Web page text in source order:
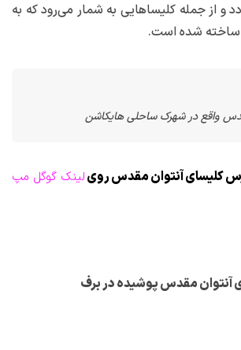
می‌گردد و از جمله کلیساهایی به شمار می‌رود که به
ساخته شده است.
واقع در شهرک ساحلی هایکاشن
کلیسای آنتوان مقدس رویلینک گوگل مپ
آنتوان مقدس پوشیده در برف